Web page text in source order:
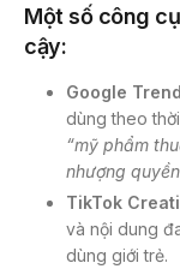
Một số công
cậy:
Google
dùng theo
“mỹ phẩm
nhượng
TikTok
và nội dung
dùng giới trẻ.